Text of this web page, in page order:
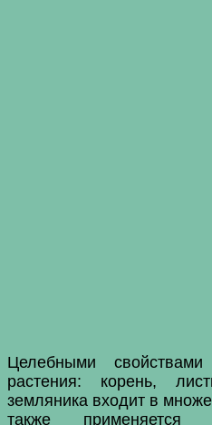
Целебными
растения: корень,
земляника входит в
также применяется